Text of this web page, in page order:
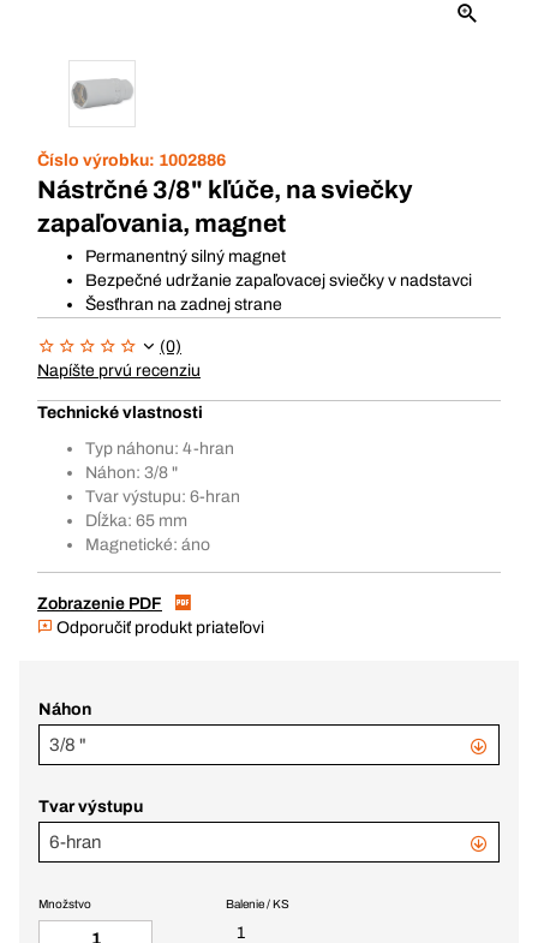
Číslo výrobku: 1002886
Nástrčné 3/8" kľúče, na sviečky
zapaľovania, magnet
Permanentný silný magnet
Bezpečné udržanie zapaľovacej sviečky v nadstavci
Šesťhran na zadnej strane
(0)
Napíšte prvú recenziu
Technické vlastnosti
Typ náhonu: 4-hran
Náhon: 3/8 "
Tvar výstupu: 6-hran
Dĺžka: 65 mm
Magnetické: áno
Zobrazenie PDF
Odporučiť produkt priateľovi
Náhon
3/8 "
Tvar výstupu
6-hran
Balenie / KS
1
Množstvo